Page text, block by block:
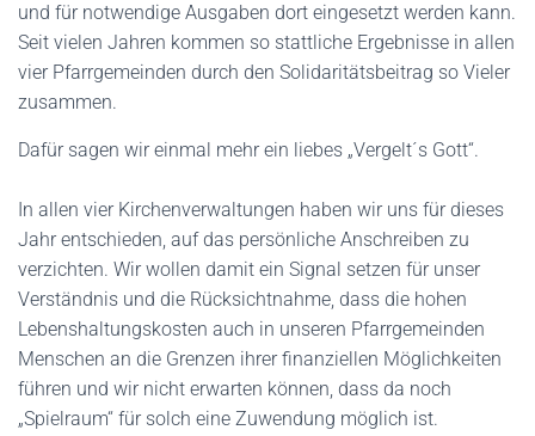
und für notwendige Ausgaben dort eingesetzt werden kann.
Seit vielen Jahren kommen so stattliche Ergebnisse in allen
vier Pfarrgemeinden durch den Solidaritätsbeitrag so Vieler
zusammen.
Dafür sagen wir einmal mehr ein liebes „Vergelt´s Gott“.
In allen vier Kirchenverwaltungen haben wir uns für dieses
Jahr entschieden, auf das persönliche Anschreiben zu
verzichten. Wir wollen damit ein Signal setzen für unser
Verständnis und die Rücksichtnahme, dass die hohen
Lebenshaltungskosten auch in unseren Pfarrgemeinden
Menschen an die Grenzen ihrer finanziellen Möglichkeiten
führen und wir nicht erwarten können, dass da noch
„Spielraum“ für solch eine Zuwendung möglich ist.